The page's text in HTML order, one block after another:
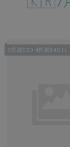
3件減$30 4件減$40 LL